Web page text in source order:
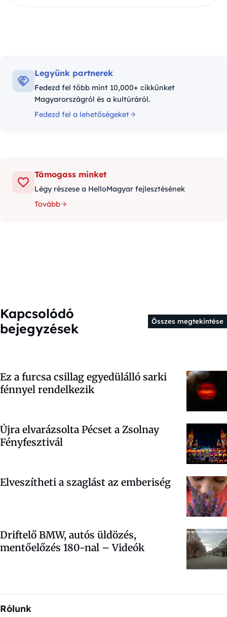
Legyünk partnerek
Fedezd fel több mint 10,000+ cikkünket
Magyarországról és a kultúráról.
Fedezd fel a lehetőségeket
Támogass minket
Légy részese a HelloMagyar fejlesztésének
Tovább
Kapcsolódó
bejegyzések
Összes megtekintése
Ez a furcsa csillag egyedülálló sarki
fénnyel rendelkezik
Újra elvarázsolta Pécset a Zsolnay
Fényfesztivál
Elveszítheti a szaglást az emberiség
Driftelő BMW, autós üldözés,
mentőelőzés 180-nal – Videók
Rólunk